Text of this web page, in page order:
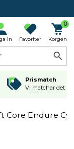
in Favoriter
0
Korgen
Prismatch
Vi matchar det
Core Endure